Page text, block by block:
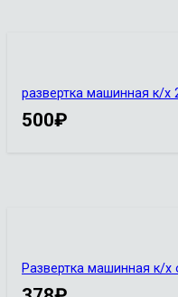
развертка машинная к/
500₽
Развертка машинная к/